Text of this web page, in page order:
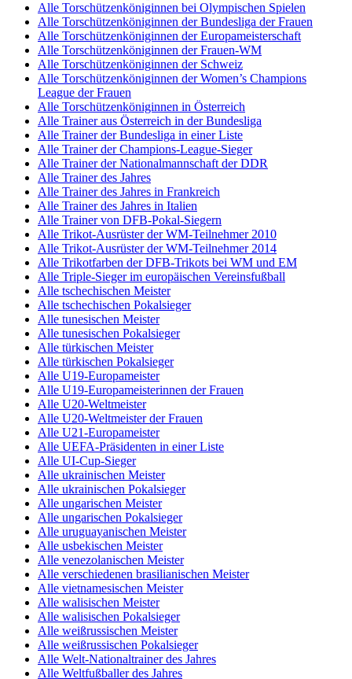
Alle Torschützenköniginnen bei Olympischen Spielen
Alle Torschützenköniginnen der Bundesliga der Frauen
Alle Torschützenköniginnen der Europameisterschaft
Alle Torschützenköniginnen der Frauen-WM
Alle Torschützenköniginnen der Schweiz
Alle Torschützenköniginnen der Women’s Champions
League der Frauen
Alle Torschützenköniginnen in Österreich
Alle Trainer aus Österreich in der Bundesliga
Alle Trainer der Bundesliga in einer Liste
Alle Trainer der Champions-League-Sieger
Alle Trainer der Nationalmannschaft der DDR
Alle Trainer des Jahres
Alle Trainer des Jahres in Frankreich
Alle Trainer des Jahres in Italien
Alle Trainer von DFB-Pokal-Siegern
Alle Trikot-Ausrüster der WM-Teilnehmer 2010
Alle Trikot-Ausrüster der WM-Teilnehmer 2014
Alle Trikotfarben der DFB-Trikots bei WM und EM
Alle Triple-Sieger im europäischen Vereinsfußball
Alle tschechischen Meister
Alle tschechischen Pokalsieger
Alle tunesischen Meister
Alle tunesischen Pokalsieger
Alle türkischen Meister
Alle türkischen Pokalsieger
Alle U19-Europameister
Alle U19-Europameisterinnen der Frauen
Alle U20-Weltmeister
Alle U20-Weltmeister der Frauen
Alle U21-Europameister
Alle UEFA-Präsidenten in einer Liste
Alle UI-Cup-Sieger
Alle ukrainischen Meister
Alle ukrainischen Pokalsieger
Alle ungarischen Meister
Alle ungarischen Pokalsieger
Alle uruguayanischen Meister
Alle usbekischen Meister
Alle venezolanischen Meister
Alle verschiedenen brasilianischen Meister
Alle vietnamesischen Meister
Alle walisischen Meister
Alle walisischen Pokalsieger
Alle weißrussischen Meister
Alle weißrussischen Pokalsieger
Alle Welt-Nationaltrainer des Jahres
Alle Weltfußballer des Jahres